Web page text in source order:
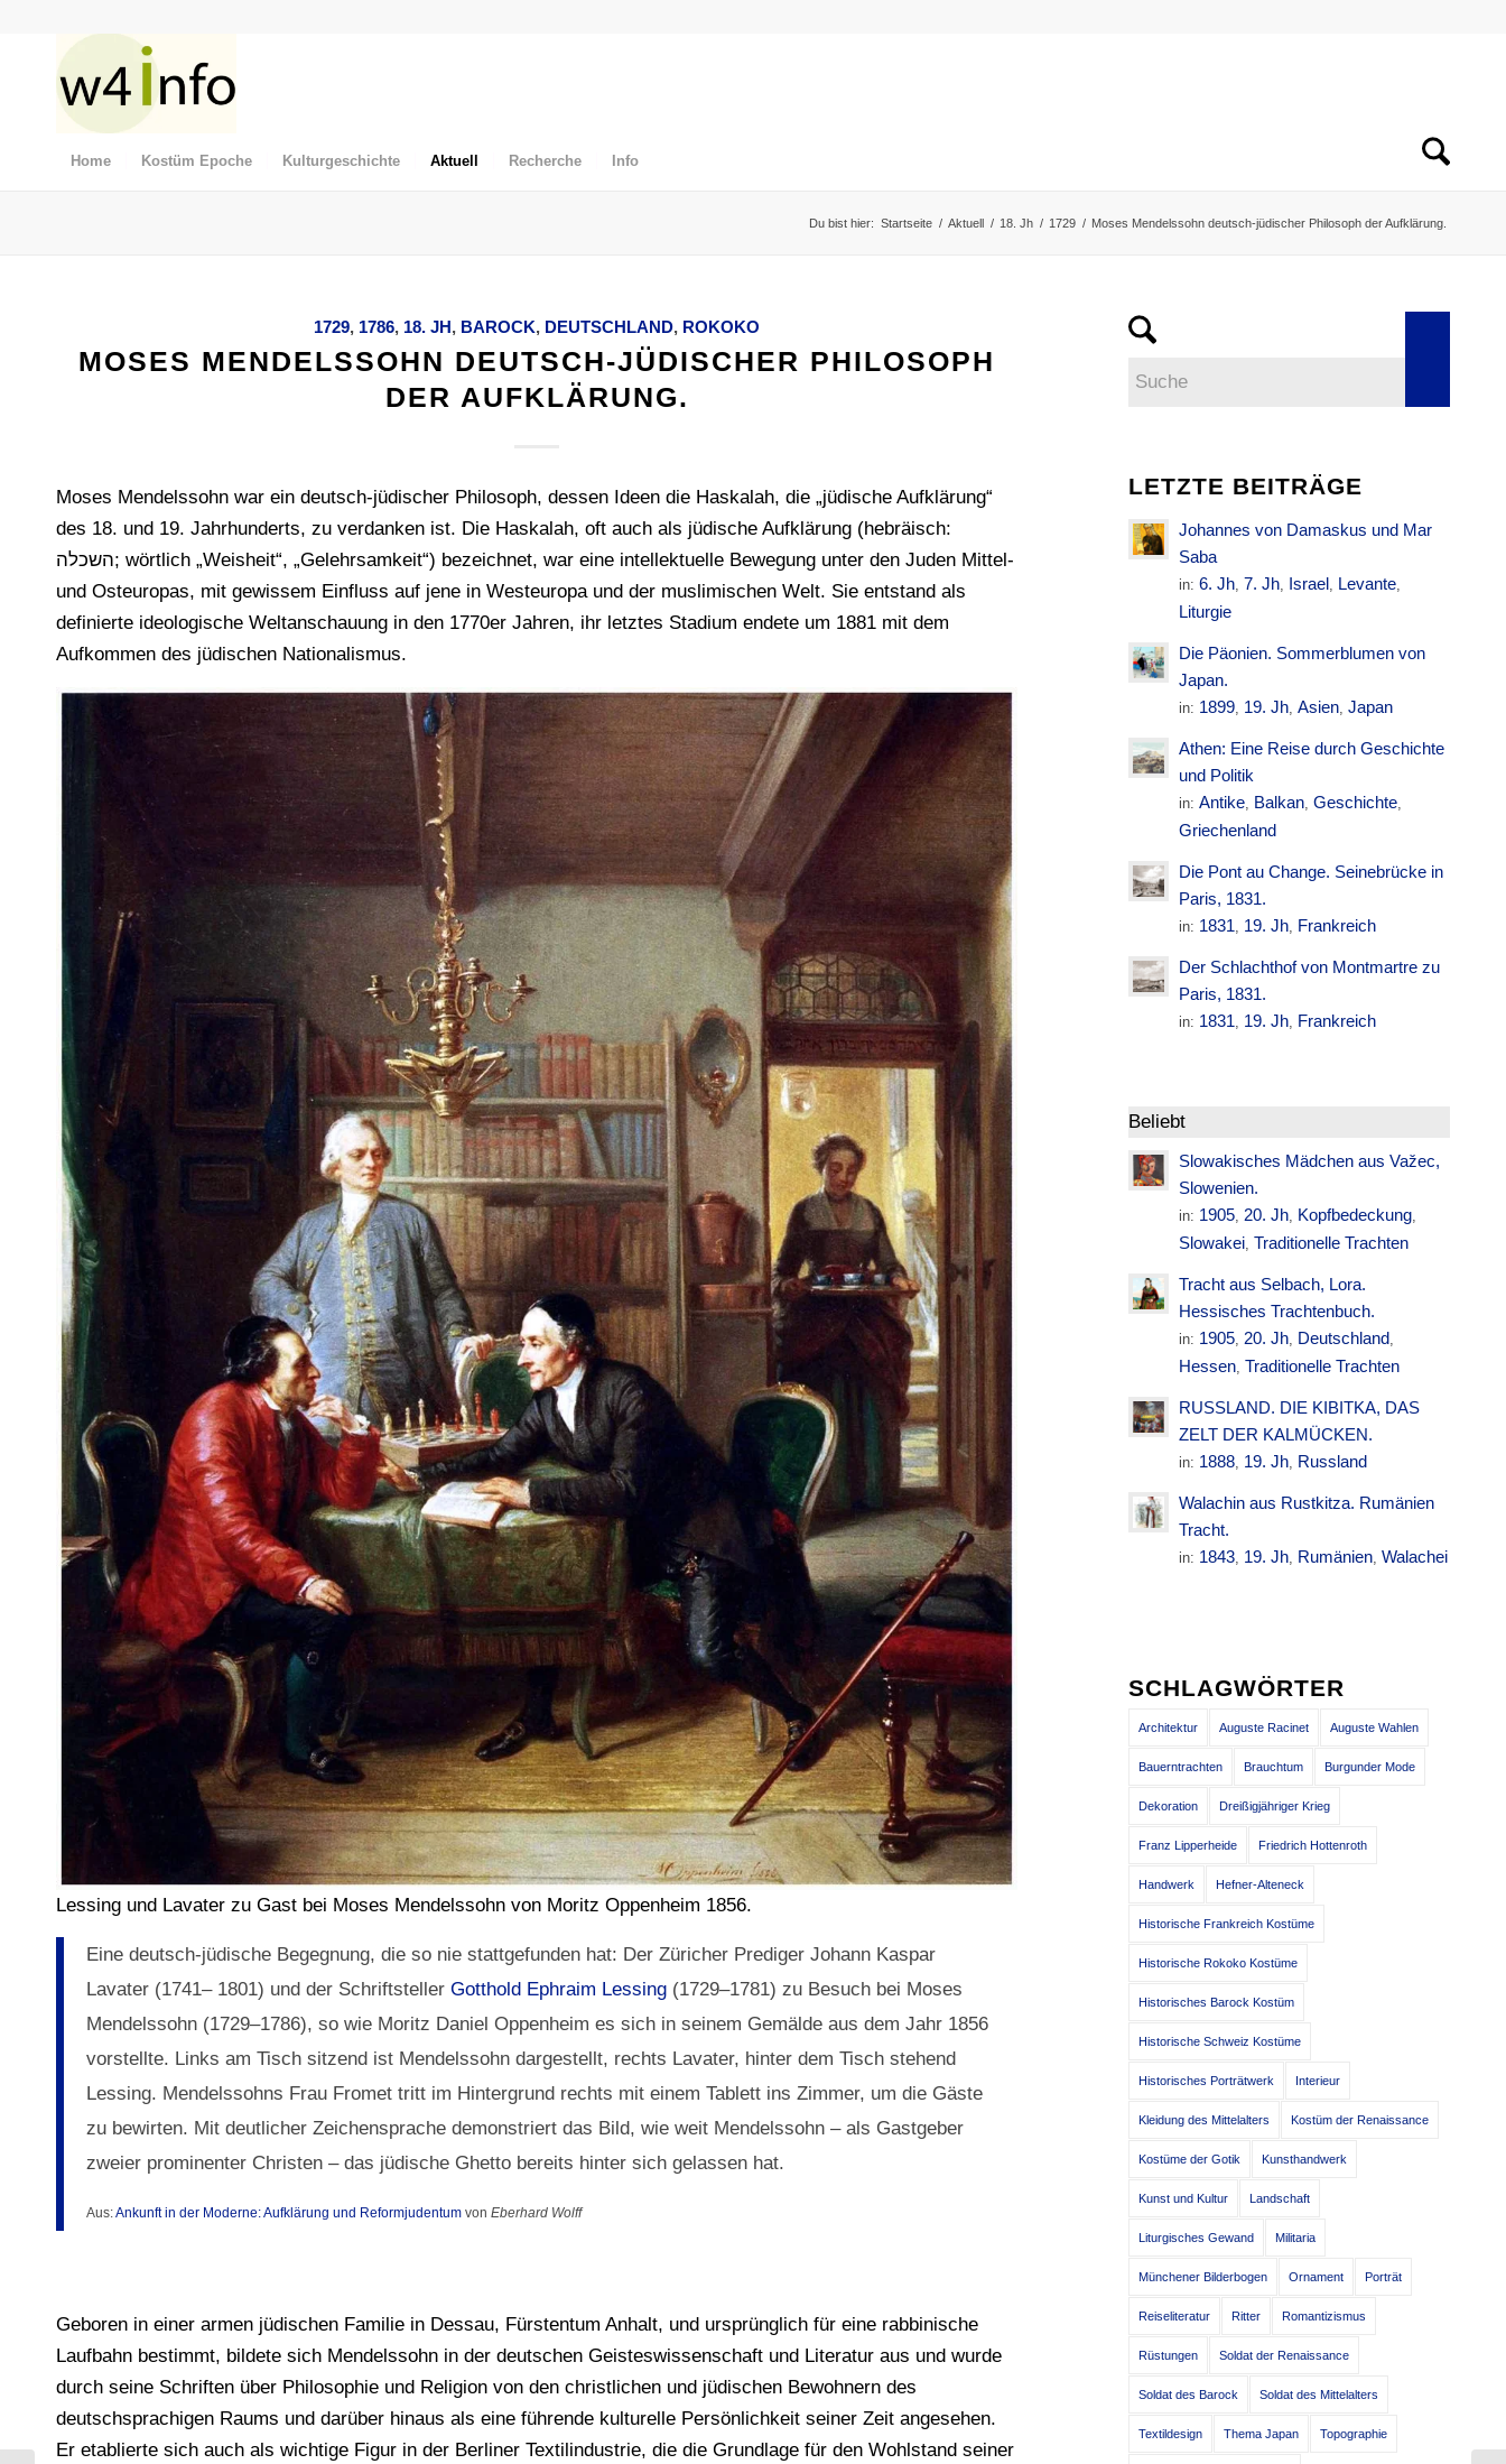
Home Kostüm Epoche Kulturgeschichte Aktuell Recherche Info
Du bist hier: Startseite / Aktuell / 18. Jh / 1729 / Moses Mendelssohn deutsch-jüdischer Philosoph der Aufklärung.
1729, 1786, 18. JH, BAROCK, DEUTSCHLAND, ROKOKO
MOSES MENDELSSOHN DEUTSCH-JÜDISCHER PHILOSOPH
DER AUFKLÄRUNG.
Moses Mendelssohn war ein deutsch-jüdischer Philosoph, dessen Ideen die Haskalah, die „jüdische Aufklärung“
des 18. und 19. Jahrhunderts, zu verdanken ist. Die Haskalah, oft auch als jüdische Aufklärung (hebräisch:
השכלה; wörtlich „Weisheit“, „Gelehrsamkeit“) bezeichnet, war eine intellektuelle Bewegung unter den Juden Mittel-
und Osteuropas, mit gewissem Einfluss auf jene in Westeuropa und der muslimischen Welt. Sie entstand als
definierte ideologische Weltanschauung in den 1770er Jahren, ihr letztes Stadium endete um 1881 mit dem
Aufkommen des jüdischen Nationalismus.
Lessing und Lavater zu Gast bei Moses Mendelssohn von Moritz Oppenheim 1856.
Eine deutsch-jüdische Begegnung, die so nie stattgefunden hat: Der Züricher Prediger Johann Kaspar
Lavater (1741– 1801) und der Schriftsteller Gotthold Ephraim Lessing (1729–1781) zu Besuch bei Moses
Mendelssohn (1729–1786), so wie Moritz Daniel Oppenheim es sich in seinem Gemälde aus dem Jahr 1856
vorstellte. Links am Tisch sitzend ist Mendelssohn dargestellt, rechts Lavater, hinter dem Tisch stehend
Lessing. Mendelssohns Frau Fromet tritt im Hintergrund rechts mit einem Tablett ins Zimmer, um die Gäste
zu bewirten. Mit deutlicher Zeichensprache demonstriert das Bild, wie weit Mendelssohn – als Gastgeber
zweier prominenter Christen – das jüdische Ghetto bereits hinter sich gelassen hat.
Aus:Ankunft in der Moderne: Aufklärung und Reformjudentum von Eberhard Wolff
Geboren in einer armen jüdischen Familie in Dessau, Fürstentum Anhalt, und ursprünglich für eine rabbinische
Laufbahn bestimmt, bildete sich Mendelssohn in der deutschen Geisteswissenschaft und Literatur aus und wurde
durch seine Schriften über Philosophie und Religion von den christlichen und jüdischen Bewohnern des
deutschsprachigen Raums und darüber hinaus als eine führende kulturelle Persönlichkeit seiner Zeit angesehen.
Er etablierte sich auch als wichtige Figur in der Berliner Textilindustrie, die die Grundlage für den Wohlstand seiner
LETZTE BEITRÄGE
Johannes von Damaskus und Mar
Saba
in:6. Jh, 7. Jh, Israel, Levante,
Liturgie
Die Päonien. Sommerblumen von
Japan.
in: 1899, 19. Jh,Asien,Japan
Athen: Eine Reise durch Geschichte
und Politik
in:Antike, Balkan,Geschichte,
Griechenland
Die Pont au Change. Seinebrücke in
Paris, 1831.
in: 1831, 19. Jh, Frankreich
Der Schlachthof von Montmartre zu
Paris, 1831.
in: 1831, 19. Jh, Frankreich
Beliebt
Slowakisches Mädchen aus Važec,
Slowenien.
in: 1905,20. Jh, Kopfbedeckung,
Slowakei, Traditionelle Trachten
Tracht aus Selbach, Lora.
Hessisches Trachtenbuch.
in: 1905,20. Jh, Deutschland,
Hessen, Traditionelle Trachten
RUSSLAND. DIE KIBITKA, DAS
ZELT DER KALMÜCKEN.
in: 1888, 19. Jh, Russland
Walachin aus Rustkitza. Rumänien
Tracht.
in: 1843, 19. Jh, Rumänien,Walachei
SCHLAGWÖRTER
Architektur Auguste Racinet Auguste Wahlen
Bauerntrachten Brauchtum Burgunder Mode
Dekoration Dreißigjähriger Krieg
Franz Lipperheide Friedrich Hottenroth
Handwerk Hefner-Alteneck
Historische Frankreich Kostüme
Historische Rokoko Kostüme
Historisches Barock Kostüm
Historische Schweiz Kostüme
Historisches Porträtwerk Interieur
Kleidung des Mittelalters Kostüm der Renaissance
Kostüme der Gotik Kunsthandwerk
Kunst und Kultur Landschaft
Liturgisches Gewand Militaria
Münchener Bilderbogen Ornament Porträt
Reiseliteratur Ritter Romantizismus
Rüstungen Soldat der Renaissance
Soldat des Barock Soldat des Mittelalters
Textildesign Thema Japan Topographie